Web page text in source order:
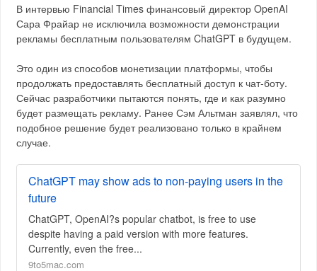
В интервью Financial Times финансовый директор OpenAI
Сара Фрайар не исключила возможности демонстрации
рекламы бесплатным пользователям ChatGPT в будущем.
Это один из способов монетизации платформы, чтобы
продолжать предоставлять бесплатный доступ к чат-боту.
Сейчас разработчики пытаются понять, где и как разумно
будет размещать рекламу. Ранее Сэм Альтман заявлял, что
подобное решение будет реализовано только в крайнем
случае.
ChatGPT may show ads to non-paying users in the
future
ChatGPT, OpenAI?s popular chatbot, is free to use
despite having a paid version with more features.
Currently, even the free...
9to5mac.com